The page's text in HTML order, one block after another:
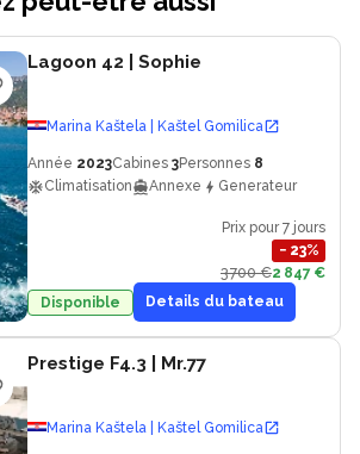
Lagoon 42 | Sophie
Marina Kaštela | Kaštel Gomilica
Année 2023Cabines 3Personnes 8
Climatisation
Annexe Generateur
Prix pour 7 jours
− 23%
3 700 €2 847 €
Disponible
Details du bateau
Prestige F4.3 | Mr.77
Marina Kaštela | Kaštel Gomilica